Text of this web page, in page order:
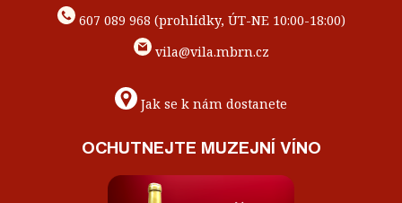
607 089 968 (prohlídky, ÚT-NE 10:00-18:00)
vila@vila.mbrn.cz
Jak se k nám dostanete
OCHUTNEJTE MUZEJNÍ VÍNO